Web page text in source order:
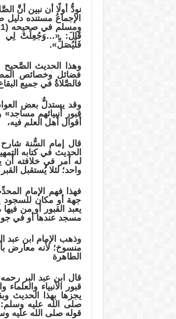
نودُّ أولًا أن نبين أنَّ
قَالَ: «…وَجُعِلَتْ لِي
فَلْيُصَلِّ».
وهذا الحديث
فضائل وخصائص
فالصَّلاةُ في جميع
وقد يستدلُّ بعض
قبور أنبيائهم
أقوال أهل العلم فيه،
قال إمام السُّنة شارح
له أمر في خلافته أن
واحد؛ لئلا يُستقبل
فهذا فهم الإمام
جهة أو مكان للسجود
يعبد القبور أو من
مسجد عندها أو في
وذهب الإمام ابن عبد
منسوخ؛ لأنه معارض
الطاهرة
قبور الأنبياء
يجزها بهذا الحديث
صلى الله عليه وسلم:
قوله صلى الله عليه